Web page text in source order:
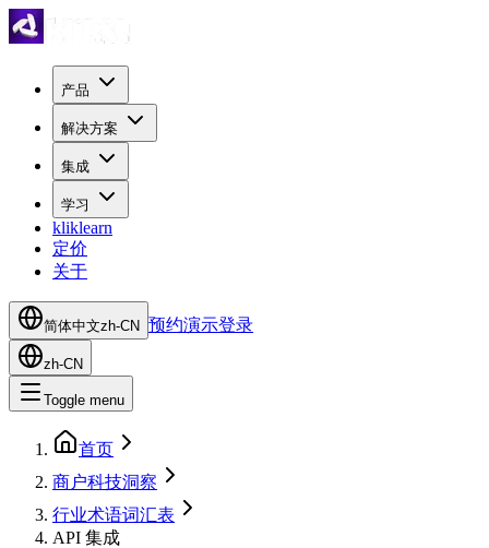
产品
解决方案
集成
学习
kliklearn
定价
关于
简体中文zh-CN 预约演示登录
zh-CN
Toggle menu
首页
商户科技洞察
行业术语词汇表
API 集成